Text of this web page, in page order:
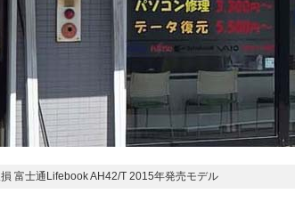
富士通Lifebook AH42/T 2015年発売モデル